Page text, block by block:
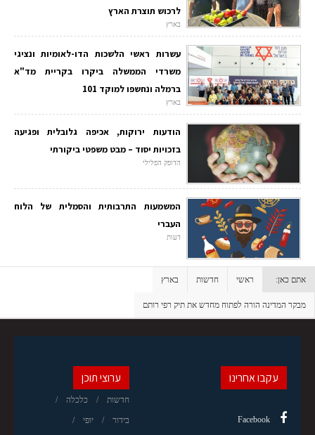
לרכוש תוצרת הארץ
בארץ
עשרות ראשי הלשכות הדו-לאומיות ונציגי
משרדי הממשלה ביקרו בקריית מד"א
ברמלה ונחשפו למוקד 101
בארץ
הודעות ירוקות, אכיפה גלובלית ופגיעה
בזכויות יסוד – מבט משפטי ביקורתי
הדופק הפלילי
המשמעות התרבותית והסמלית של הלוח
העברי
דעות
אתם כאן: ראשי חדשות בארץ
מבקר המדינה הורה לפתוח מחדש את תיק רפי רותם
ערוצי תוכן
חדשות כלכלה
בידור יופי
עקבו אחרינו
Facebook